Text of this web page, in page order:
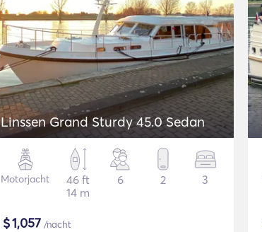
Linssen Grand Sturdy 45.0 Sedan
Motorjacht
46 ft
14 m
6 2 3
$1,057 /nacht